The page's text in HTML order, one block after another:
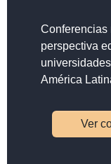
Conferencias
perspectiva
América
Ver